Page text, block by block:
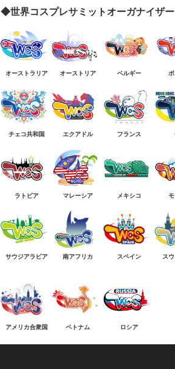
◆世界コスプレサミットオーガナイザ
オーストラリア オーストリア ベルギー
チェコ共和国 エクアドル フランス
ラトビア マレーシア メキシコ
サウジアラビア 南アフリカ スペイン ス
アメリカ合衆国 ベトナム ロシア